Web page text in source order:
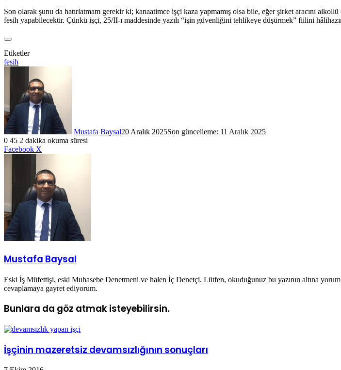
Son olarak şunu da hatırlatmam gerekir ki; kanaatimce işçi kaza yapmamış olsa bile, eğer şirket aracını
fesih yapabilecektir. Çünkü işçi, 25/II-ı maddesinde yazılı “işin güvenliğini tehlikeye düşürmek” fiilini
Etiketler
fesih
Mustafa Baysal20 Aralık 2025Son güncelleme: 11 Aralık 2025
0 45 2 dakika okuma süresi
Facebook X
paylaş
Mustafa Baysal
Eski İş Müfettişi, eski Muhasebe Denetmeni ve halen İç Denetçi. Lütfen, okuduğunuz bu yazının altına yorum
cevaplamaya gayret ediyorum.
Bunlara da göz atmak isteyebilirsin.
İşçinin mazeretsiz devamsızlığının sonuçları